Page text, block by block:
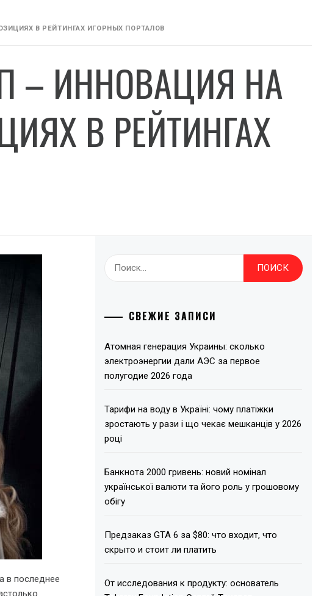
В РЕЙТИНГАХ ИГОРНЫХ ПОРТАЛОВ
– ИННОВАЦИЯ НА
В РЕЙТИНГАХ
в последнее
Найти:
СВЕЖИЕ ЗАПИСИ
Атомная генерация Украины: сколько
электроэнергии дали АЭС за первое
полугодие 2026 года
Тарифи на воду в Україні: чому платіжки
зростають у рази і що чекає мешканців у 2026
році
Банкнота 2000 гривень: новий номінал
української валюти та його роль у грошовому
обігу
Предзаказ GTA 6 за $80: что входит, что
скрыто и стоит ли платить
От исследования к продукту: основатель